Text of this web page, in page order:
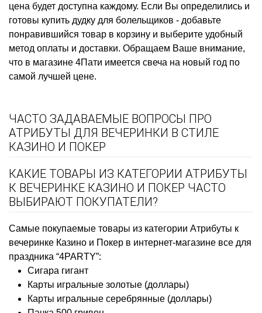
цена будет доступна каждому. Если Вы определились и
готовы купить дудку для болельщиков - добавьте
понравившийся товар в корзину и выберите удобный
метод оплаты и доставки. Обращаем Ваше внимание,
что в магазине 4Пати имеется свеча на новый год по
самой лучшей цене.
ЧАСТО ЗАДАВАЕМЫЕ ВОПРОСЫ ПРО
АТРИБУТЫ ДЛЯ ВЕЧЕРИНКИ В СТИЛЕ
КАЗИНО И ПОКЕР
КАКИЕ ТОВАРЫ ИЗ КАТЕГОРИИ АТРИБУТЫ
К ВЕЧЕРИНКЕ КАЗИНО И ПОКЕР ЧАСТО
ВЫБИРАЮТ ПОКУПАТЕЛИ?
Самые покупаемые товары из категории Атрибуты к
вечеринке Казино и Покер в интернет-магазине все для
праздника “4PARTY”:
Сигара гигант
Карты игральные золотые (доллары)
Карты игральные серебрянные (доллары)